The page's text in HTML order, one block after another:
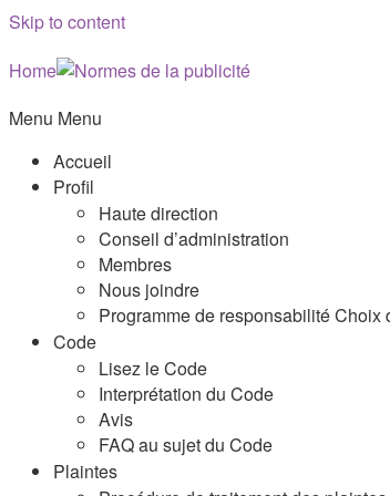
Skip to content
Home
Menu Menu
Accueil
Profil
Haute direction
Conseil d’administration
Membres
Nous joindre
Programme de responsabilité Choix
Code
Lisez le Code
Interprétation du Code
Avis
FAQ au sujet du Code
Plaintes